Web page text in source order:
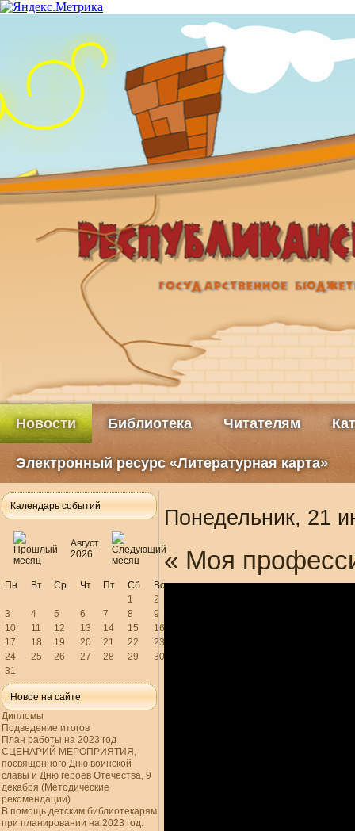
Новости Библиотека Читателям
Электронный ресурс «Литературная карта»
Календарь событий
Август
2026
Пн Вт Ср Чт Пт Сб
Вс
1
2
3
4 5 6 7 8
9
10
11 12 13 14 15
16
17
18 19 20 21 22
23
24
25 26 27 28 29
30
31
Новое на сайте
Дипломы
Подведение итогов
План работы на 2023 год
СЦЕНАРИЙ МЕРОПРИЯТИЯ,
посвященного Дню воинской
славы и Дню героев Отечества, 9
декабря (Методические
рекомендации)
В помощь детским библиотекарям
при планировании на 2023 год.
Понедельник, 21
« Моя